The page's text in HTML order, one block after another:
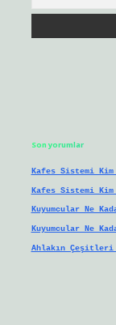
Son yorumlar
Kafes Sistemi
Kafes Sistemi
Kuyumcular Ne
Kuyumcular Ne
Ahlakın